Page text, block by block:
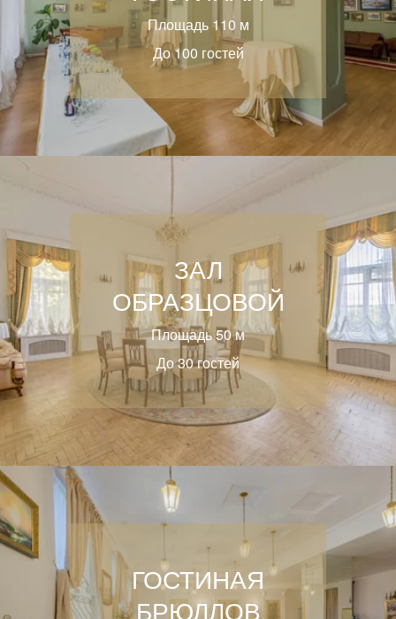
Площадь 110 м
До 100 гостей
ЗАЛ
ОБРАЗЦОВОЙ
Площадь 50 м
До 30 гостей
ГОСТИНАЯ
БРЮЛЛОВ